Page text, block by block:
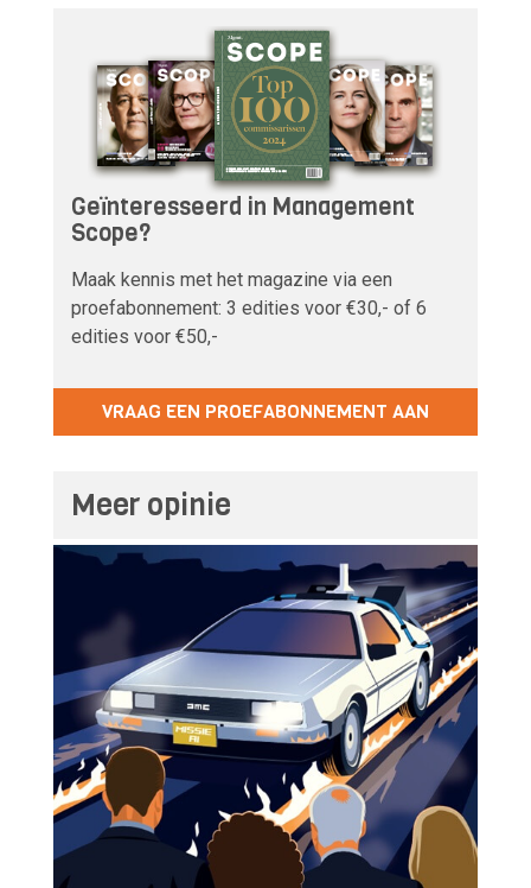
Geïnteresseerd in Management
Scope?
Maak kennis met het magazine via een
proefabonnement: 3 edities voor €30,- of 6
edities voor €50,-
VRAAG EEN PROEFABONNEMENT AAN
Meer opinie